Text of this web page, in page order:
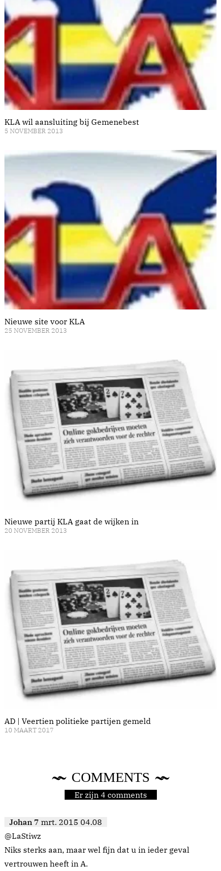
KLA wil aansluiting bij Gemenebest
5 NOVEMBER 2013
Nieuwe site voor KLA
25 NOVEMBER 2013
Nieuwe partij KLA gaat de wijken in
20 NOVEMBER 2013
AD | Veertien politieke partijen gemeld
10 MAART 2017
COMMENTS
Er zijn 4 comments
Johan 7 mrt. 2015 04.08
@LaStiwz
Niks sterks aan, maar wel fijn dat u in ieder geval
vertrouwen heeft in A.